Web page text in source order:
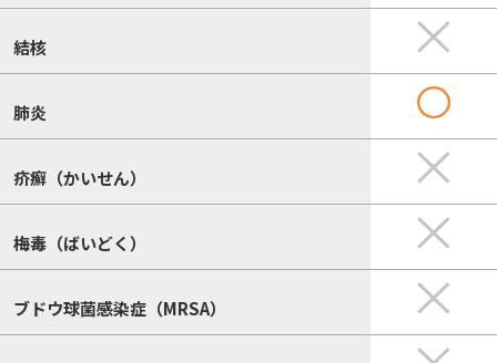
結核
肺炎
疥癬（かいせん）
梅毒（ばいどく）
ブドウ球菌感染症（MRSA）